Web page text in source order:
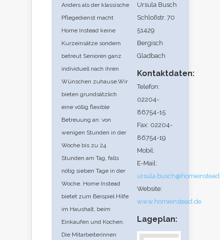
Anders als der klassische
Pflegedienst macht
Home Instead keine
Kurzeinsätze sondern
betreut Senioren ganz
individuell nach ihren
Wünschen zuhause.Wir
bieten grundsätzlich
eine völlig flexible
Betreuung an: von
wenigen Stunden in der
Woche bis zu 24
Stunden am Tag, falls
nötig sieben Tage in der
Woche. Home Instead
bietet zum Beispiel Hilfe
im Haushalt, beim
Einkaufen und Kochen.
Die Mitarbeiterinnen
Ursula Busch
Schloßstr. 70
51429
Bergisch
Gladbach
Kontaktdaten:
Telefon:
02204-
86754-15
Fax: 02204-
86754-19
Mobil:
E-Mail:
Website:
www.homeinstead.de
Lageplan: